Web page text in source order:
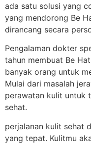
ada satu solusi yang
yang mendorong Be
dirancang secara
Pengalaman dokter
tahun membuat Be
banyak orang untuk
Mulai dari masalah
perawatan kulit untuk
sehat.
perjalanan kulit sehat
yang tepat. Kulitmu